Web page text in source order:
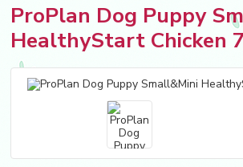
ProPlan Dog Puppy
HealthyStart Chicken